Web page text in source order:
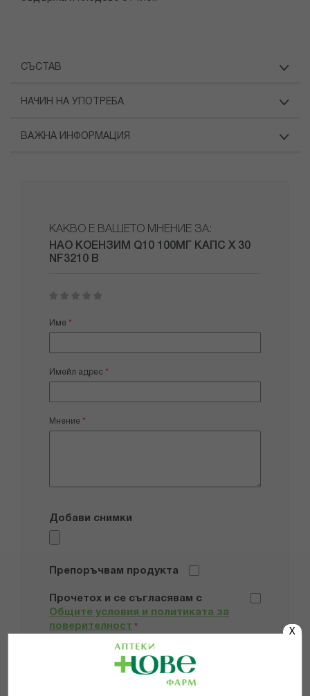
X
СЪСТАВ
НАЧИН НА УПОТРЕБА
ВАЖНА ИНФОРМАЦИЯ
КАКВО Е ВАШЕТО МНЕНИЕ ЗА:
НАО КОЕНЗИМ Q10 100МГ КАПС Х 30
NF3210 В
star
stars
stars
stars
stars
Име
Имейл адрес
Мнение
Добави снимки
Препоръчвам продукта
Прочетох и се съгласявам с
Общите условия и политиката за
поверителност *
ИЗПРАТИ